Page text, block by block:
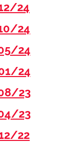
24
24
24
24
23
23
22